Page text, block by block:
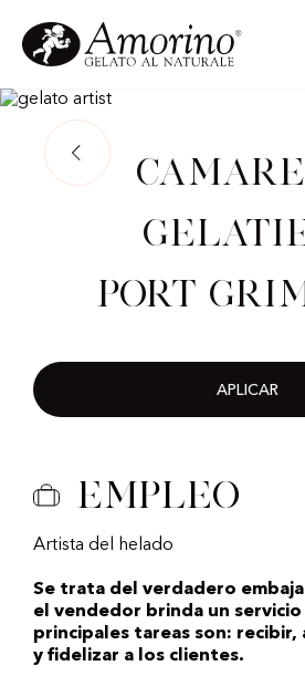
Port
APLICAR
Empleo
Artista del helado
Se trata del verdadero
el vendedor brinda un
principales tareas son: recibir,
y fidelizar a los clientes.